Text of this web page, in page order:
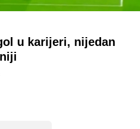
u karijeri, nijedan